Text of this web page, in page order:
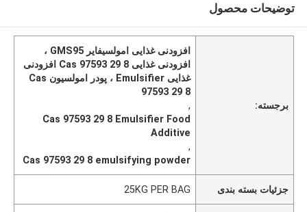
توضیحات محصول
برجسته:
افزودنی غذایی امولسیفایر GMS95 ،
افزودنی غذایی Cas 97593 29 8 افزودنی
غذایی Emulsifier ، پودر امولسیون Cas
97593 29 8
,
Cas 97593 29 8 Emulsifier Food
Additive
,
Cas 97593 29 8 emulsifying powder
جزئیات بسته بندی 25KG PER BAG